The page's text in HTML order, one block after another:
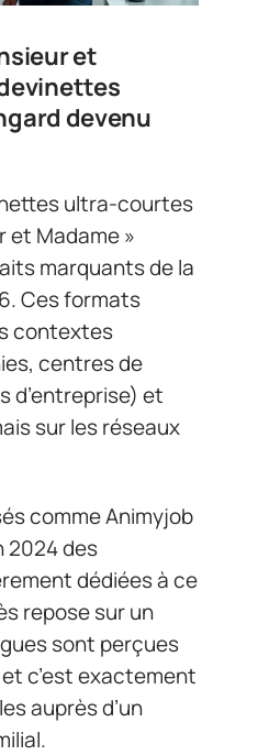
et
devenu
ultra-courtes
et Madame »
marquants de la
Ces formats
contextes
centres de
d’entreprise) et
sur les réseaux
comme Animyjob
2024 des
dédiées à ce
repose sur un
sont perçues
c’est exactement
auprès d’un